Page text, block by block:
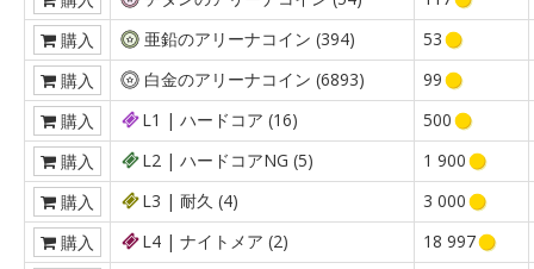
購入
亜鉛のアリーナコイン (394)
53
購入
白金のアリーナコイン (6893)
99
購入
L1 | ハードコア (16)
500
購入
L2 | ハードコアNG (5)
1 900
購入
L3 | 耐久 (4)
3 000
購入
L4 | ナイトメア (2)
18 997